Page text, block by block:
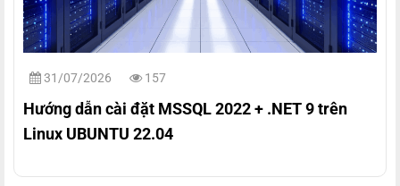
31/07/2026 157
Hướng dẫn cài đặt MSSQL 2022 + .NET 9 trên
Linux UBUNTU 22.04